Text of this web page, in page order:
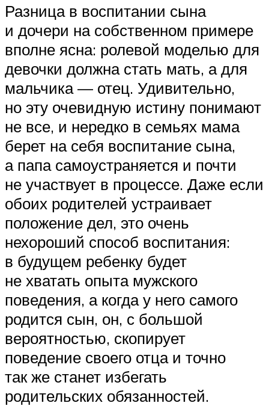
Разница в воспитании сына
и дочери на собственном примере
вполне ясна: ролевой моделью для
девочки должна стать мать, а для
мальчика — отец. Удивительно,
но эту очевидную истину понимают
не все, и нередко в семьях мама
берет на себя воспитание сына,
а папа самоустраняется и почти
не участвует в процессе. Даже если
обоих родителей устраивает
положение дел, это очень
нехороший способ воспитания:
в будущем ребенку будет
не хватать опыта мужского
поведения, а когда у него самого
родится сын, он, с большой
вероятностью, скопирует
поведение своего отца и точно
так же станет избегать
родительских обязанностей.